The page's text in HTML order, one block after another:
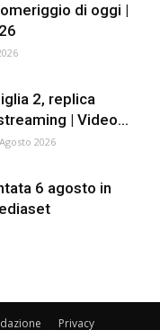
di oggi |
2, replica
| Video...
2026
6 agosto in
Privacy